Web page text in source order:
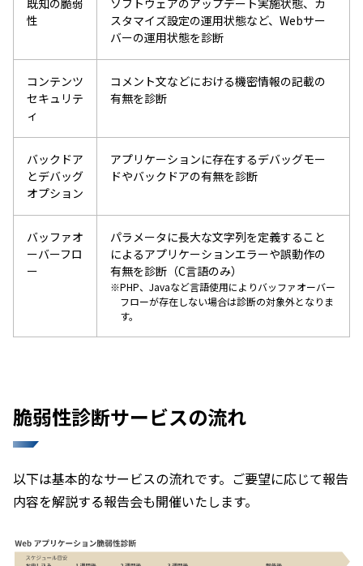
性
スタマイズ設定の運用状態など、Webサー
バーの運用状態を診断
コンテンツ
セキュリテ
ィ
コメント文などにおける機密情報の記載の
有無を診断
バックドア
とデバッグ
オプション
アプリケーションに存在するデバッグモー
ドやバックドアの有無を診断
バッファオ
ーバーフロ
ー
パラメータに長大な文字列を定義すること
によるアプリケーションエラーや誤動作の
有無を診断（C言語のみ）
PHP、Javaなど言語使用によりバッファオーバー
フローが存在しない場合は診断の対象外となりま
す。
脆弱性診断サービスの流れ
以下は基本的なサービスの流れです。ご要望に応じて報告
内容を解説する報告会も開催いたします。